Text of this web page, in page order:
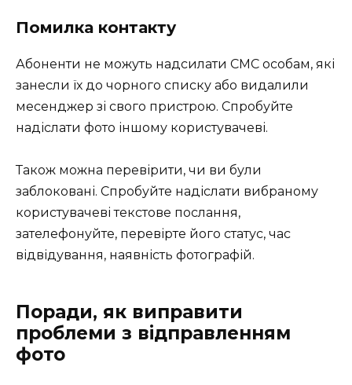
Помилка контакту
Абоненти не можуть надсилати СМС особам, які
занесли їх до чорного списку або видалили
месенджер зі свого пристрою. Спробуйте
надіслати фото іншому користувачеві.
Також можна перевірити, чи ви були
заблоковані. Спробуйте надіслати вибраному
користувачеві текстове послання,
зателефонуйте, перевірте його статус, час
відвідування, наявність фотографій.
Поради, як виправити
проблеми з відправленням
фото